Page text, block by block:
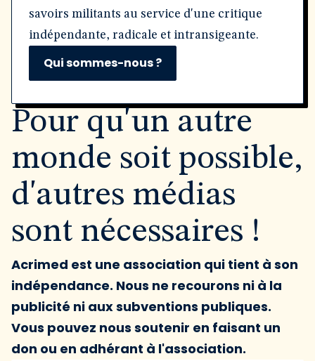
savoirs militants au service d'une critique
indépendante, radicale et intransigeante.
Qui sommes-nous ?
Pour qu'un autre
monde soit possible,
d'autres médias
sont nécessaires !
Acrimed est une association qui tient à son
indépendance. Nous ne recourons ni à la
publicité ni aux subventions publiques.
Vous pouvez nous soutenir en faisant un
don ou en adhérant à l'association.